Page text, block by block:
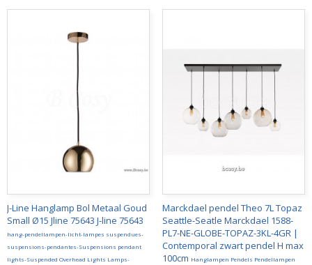
J-Line Hanglamp Bol Metaal Goud
Small Ø15 Jline 75643 J-line 75643
hang-pendellampen-licht-lampes suspendues-
suspensions-pendantes-Suspensions pendant
lights-Suspended Overhead Lights Lamps-
Marckdael pendel Theo 7L Topaz
Seattle-Seatle Marckdael 1588-
PL7-NE-GLOBE-TOPAZ-3KL-4GR |
Contemporal zwart pendel H max
100cm Hanglampen Pendels Pendellampen